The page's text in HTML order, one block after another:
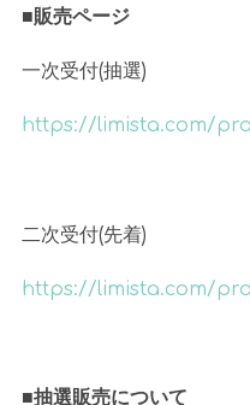
■販売ページ
一次受付(抽選)
https://limista.com/
二次受付(先着)
https://limista.com/
■抽選販売について